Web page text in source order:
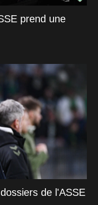
prend une
de l'ASSE